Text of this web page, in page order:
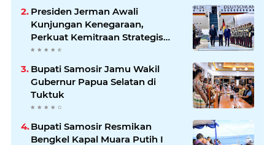
Presiden Jerman Awali
Kunjungan Kenegaraan,
Perkuat Kemitraan Strategis
Indonesia–Jerman
Bupati Samosir Jamu Wakil
Gubernur Papua Selatan di
Tuktuk
Bupati Samosir Resmikan
Bengkel Kapal Muara Putih I